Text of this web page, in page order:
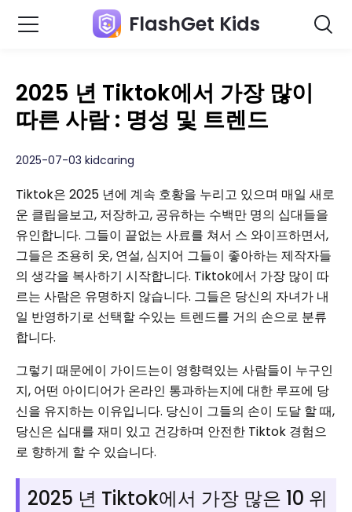
FlashGet Kids
2025 년 Tiktok에서 가장 많이
따른 사람 : 명성 및 트렌드
2025-07-03 kidcaring
Tiktok은 2025 년에 계속 호황을 누리고 있으며 매일 새로
운 클립을보고, 저장하고, 공유하는 수백만 명의 십대들을
유인합니다. 그들이 끝없는 사료를 쳐서 스 와이프하면서,
그들은 조용히 옷, 연설, 심지어 그들이 좋아하는 제작자들
의 생각을 복사하기 시작합니다. Tiktok에서 가장 많이 따
르는 사람은 유명하지 않습니다. 그들은 당신의 자녀가 내
일 반영하기로 선택할 수있는 트렌드를 거의 손으로 분류
합니다.
그렇기 때문에이 가이드는이 영향력있는 사람들이 누구인
지, 어떤 아이디어가 온라인 통과하는지에 대한 루프에 당
신을 유지하는 이유입니다. 당신이 그들의 손이 도달 할 때,
당신은 십대를 재미 있고 건강하며 안전한 Tiktok 경험으
로 향하게 할 수 있습니다.
2025 년 Tiktok에서 가장 많은 10 위